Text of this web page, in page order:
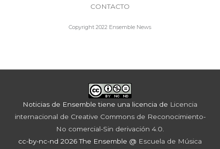
CONTACTO
Copyright 2022 Ensemble News
Noticias de Ensemble tiene una licencia de Licencia
internacional de Creative Commons de Reconocimiento-
No comercial-Sin derivación 4.0
cc-by-nc-nd 2026 The Ensemble @ Escuela de Música